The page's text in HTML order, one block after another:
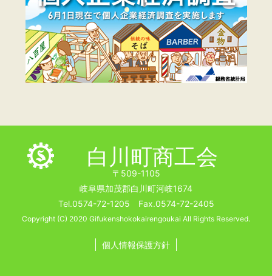
白川町商工会
〒509-1105
岐阜県加茂郡白川町河岐1674
Tel.0574-72-1205 Fax.0574-72-2405
Copyright (C) 2020 Gifukenshokokairengoukai All Rights Reserved.
個人情報保護方針